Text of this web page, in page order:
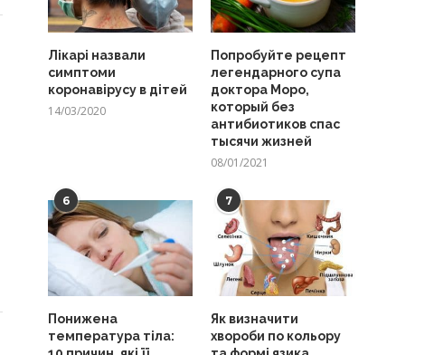
Лікарі назвали
симптоми
коронавірусу в дітей
14/03/2020
Попробуйте рецепт
легендарного супа
доктора Моро,
который без
антибиотиков спас
тысячи жизней
08/01/2021
6
Понижена
температура тіла:
7
Як визначити
хвороби по кольору